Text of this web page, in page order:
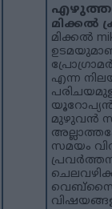
മിക്കൽ
മിക്കൽ
എന്ന
മുഴുവൻ
സമയം